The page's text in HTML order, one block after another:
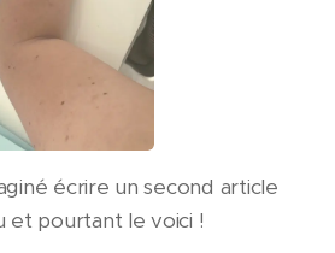
écrire un second article
et pourtant le voici !